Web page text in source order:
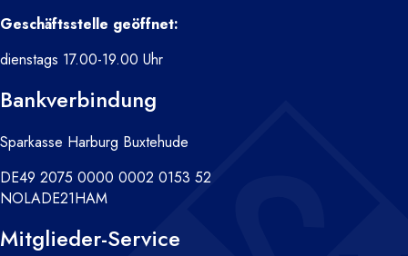
Geschäftsstelle geöffnet:
dienstags 17.00-19.00 Uhr
Bankverbindung
Sparkasse Harburg Buxtehude
DE49 2075 0000 0002 0153 52
NOLADE21HAM
Mitglieder-Service